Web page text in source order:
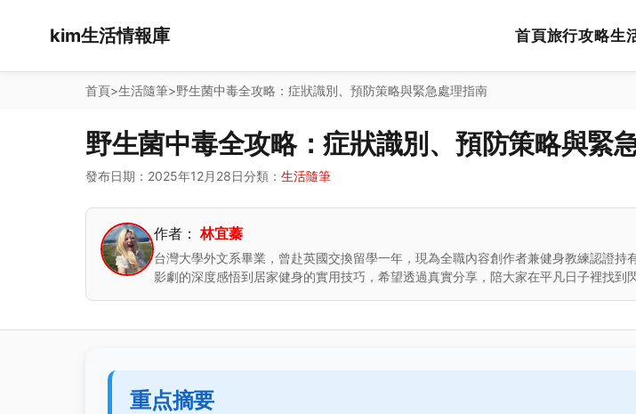
kim生活情報庫 首頁旅行攻略生
首頁>生活隨筆>野生菌中毒全攻略：症狀識別、預防策略與緊急處理指南
野生菌中毒全攻略：症狀識別、預防策略與緊
發布日期：2025年12月28日分類： 生活隨筆
作者：林宜蓁
台灣大學外文系畢業，曾赴英國交換留學一年，現為全職內容創作者兼健身教練認證
影劇的深度感悟到居家健身的實用技巧，希望透過真實分享，陪大家在平凡日子裡找到
重点摘要